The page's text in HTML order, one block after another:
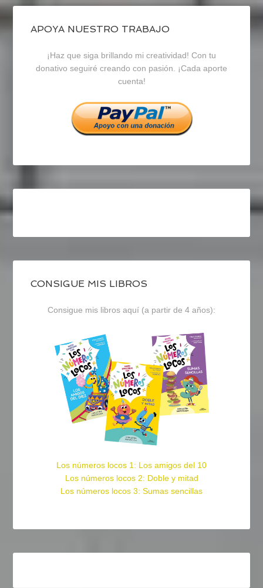
de
blogrecursosep
en
Facebook
de
recursosep
en
Twitter
de
recursosep
en
Instagram
APOYA NUESTRO TRABAJO
¡Haz que siga brillando mi creatividad! Con tu
donativo seguiré creando con pasión. ¡Cada aporte
cuenta!
CONSIGUE MIS LIBROS
Consigue mis libros aquí (a partir de 4 años):
Los números locos 1: Los amigos del 10
Los números locos 2: Doble y mitad
Los números locos 3: Sumas sencillas